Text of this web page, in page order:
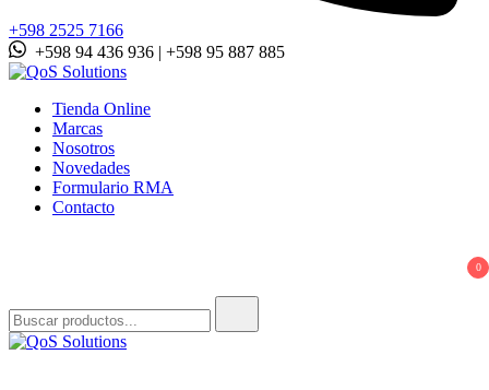
+598 2525 7166
+598 94 436 936 | +598 95 887 885
QoS Solutions
Tienda Online
Marcas
Nosotros
Novedades
Formulario RMA
Contacto
0